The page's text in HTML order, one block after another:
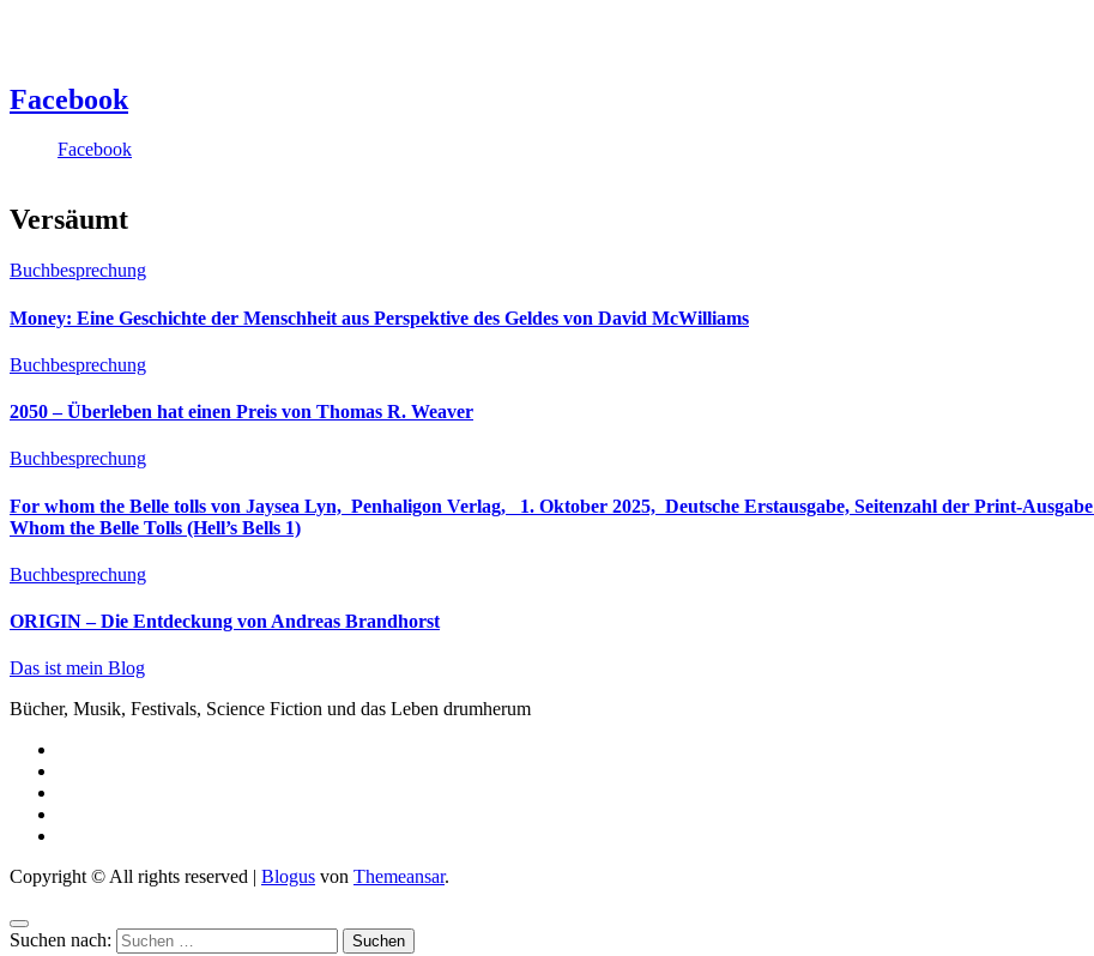
Facebook
Facebook
Versäumt
Buchbesprechung
Money: Eine Geschichte der Menschheit aus Perspektive des Geldes von David McWilliams
Buchbesprechung
2050 – Überleben hat einen Preis von Thomas R. Weaver
Buchbesprechung
For whom the Belle tolls von Jaysea Lyn, ‎ Penhaligon Verlag, ‎ 1. Oktober 2025, ‎ Deutsche Erstausgabe, Seitenzahl der Print-Ausgabe ‏ : ‎ 848 Seiten, ISBN-13 ‏ : ‎ 978-3764533694, Originaltitel ‏ : ‎ For
Whom the Belle Tolls (Hell’s Bells 1)
Buchbesprechung
ORIGIN – Die Entdeckung von Andreas Brandhorst
Das ist mein Blog
Bücher, Musik, Festivals, Science Fiction und das Leben drumherum
Copyright © All rights reserved | Blogus von Themeansar.
Suchen nach: